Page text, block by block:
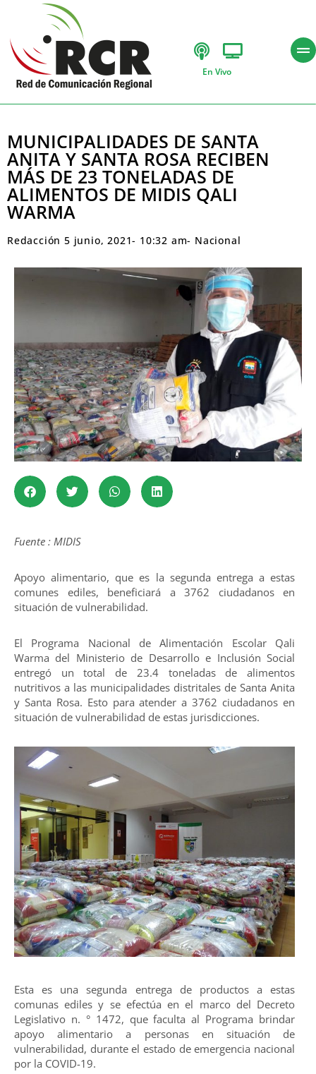
En Vivo
MUNICIPALIDADES DE SANTA
ANITA Y SANTA ROSA RECIBEN
MÁS DE 23 TONELADAS DE
ALIMENTOS DE MIDIS QALI
WARMA
Redacción 5 junio, 2021- 10:32 am- Nacional
Fuente : MIDIS
Apoyo alimentario, que es la segunda entrega a estas
comunes ediles, beneficiará a 3762 ciudadanos en
situación de vulnerabilidad.
El Programa Nacional de Alimentación Escolar Qali
Warma del Ministerio de Desarrollo e Inclusión Social
entregó un total de 23.4 toneladas de alimentos
nutritivos a las municipalidades distritales de Santa Anita
y Santa Rosa. Esto para atender a 3762 ciudadanos en
situación de vulnerabilidad de estas jurisdicciones.
Esta es una segunda entrega de productos a estas
comunas ediles y se efectúa en el marco del Decreto
Legislativo n. ° 1472, que faculta al Programa brindar
apoyo alimentario a personas en situación de
vulnerabilidad, durante el estado de emergencia nacional
por la COVID-19.